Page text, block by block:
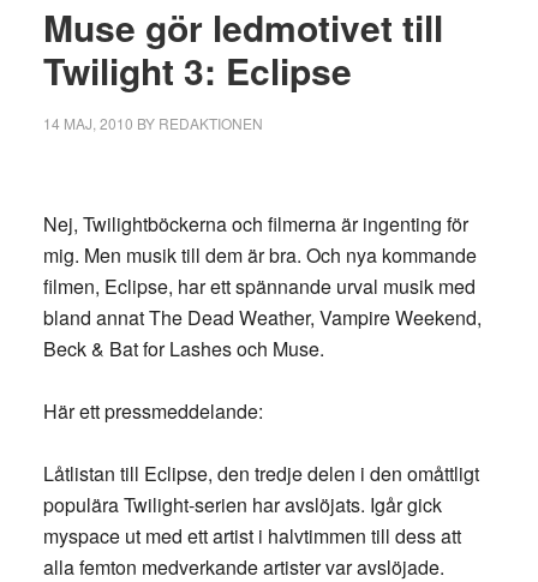
Muse gör ledmotivet till
Twilight 3: Eclipse
14 MAJ, 2010 BY REDAKTIONEN
Nej, Twilightböckerna och filmerna är ingenting för
mig. Men musik till dem är bra. Och nya kommande
filmen, Eclipse, har ett spännande urval musik med
bland annat The Dead Weather, Vampire Weekend,
Beck & Bat for Lashes och Muse.
Här ett pressmeddelande:
Låtlistan till Eclipse, den tredje delen i den omåttligt
populära Twilight-serien har avslöjats. Igår gick
myspace ut med ett artist i halvtimmen till dess att
alla femton medverkande artister var avslöjade.